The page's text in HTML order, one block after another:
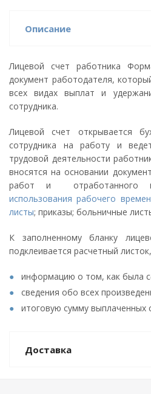
Описание
Лицевой счет работника
документ работодателя,
всех видах выплат и
сотрудника.
Лицевой счет открывается
сотрудника на работу и
трудовой деятельности
вносятся на основании
работ и отработанного
использования рабочего
листы; приказы; больничные
К заполненному бланку
подклеивается расчетный
информацию о том, как была
сведения обо всех
итоговую сумму выплаченных
Доставка